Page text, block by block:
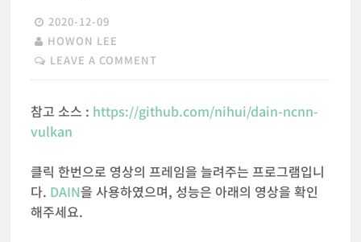
2020-12-09
HOWON LEE
LEAVE A COMMENT
참고 소스 : https://github.com/nihui/dain-ncnn-
vulkan
클릭 한번으로 영상의 프레임을 늘려주는 프로그램입니
다. DAIN을 사용하였으며, 성능은 아래의 영상을 확인
해주세요.